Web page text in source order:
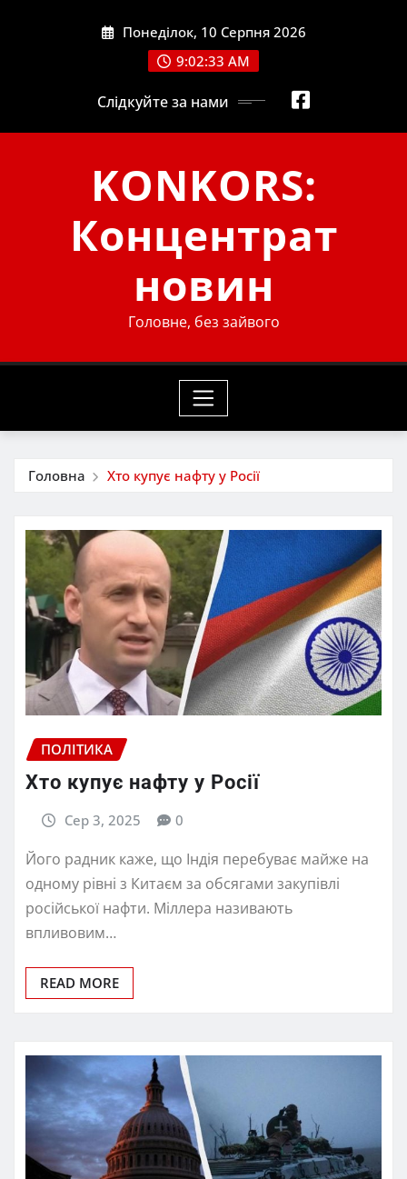
Понеділок, 10 Серпня 2026
9:02:34 AM
Слідкуйте за нами
KONKORS:
Концентрат
новин
Головне, без зайвого
Головна Хто купує нафту у Росії
ПОЛІТИКА
Хто купує нафту у Росії
Сер 3, 2025 0
Його радник каже, що Індія перебуває майже на
одному рівні з Китаєм за обсягами закупівлі
російської нафти. Міллера називають
впливовим…
READ MORE